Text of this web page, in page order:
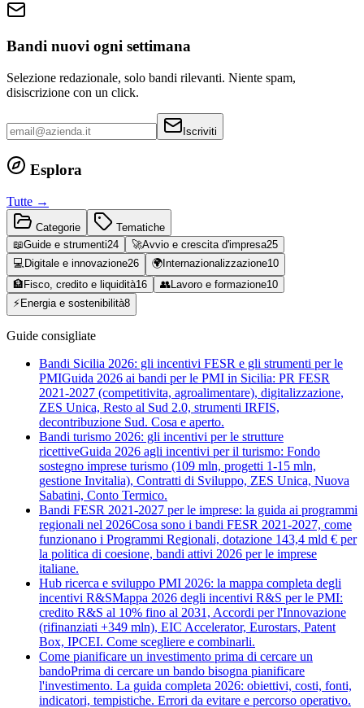
Bandi nuovi ogni settimana
Selezione redazionale, solo bandi rilevanti. Niente spam,
disiscrizione con un click.
Iscriviti
Esplora
Tutte →
Categorie
Tematiche
📖Guide e strumenti24 🚀Avvio e crescita d'impresa25
💻 Digitale e innovazione26 🌍Internazionalizzazione10
🏦Fisco, credito e liquidità16 👥Lavoro e formazione10
⚡Energia e sostenibilità8
Guide consigliate
Bandi Sicilia 2026: gli incentivi FESR e gli strumenti per le
PMIGuida 2026 ai bandi per le PMI in Sicilia: PR FESR
2021-2027 (competitivita, agroalimentare), digitalizzazione,
ZES Unica, Resto al Sud 2.0, strumenti IRFIS,
decontribuzione Sud. Cosa e aperto.
Bandi turismo 2026: gli incentivi per le strutture
ricettiveGuida 2026 agli incentivi per il turismo: Fondo
sostegno imprese turismo (109 mln, progetti 1-15 mln,
gestione Invitalia), Contratti di Sviluppo, ZES Unica, Nuova
Sabatini, Conto Termico.
Bandi FESR 2021-2027 per le imprese: la guida ai programmi
regionali nel 2026Cosa sono i bandi FESR 2021-2027, come
funzionano i Programmi Regionali, dotazione 143,4 mld € per
la politica di coesione, bandi attivi 2026 per le imprese
italiane.
Hub ricerca e sviluppo PMI 2026: la mappa completa degli
incentivi R&SMappa 2026 degli incentivi R&S per le PMI:
credito R&S al 10% fino al 2031, Accordi per l'Innovazione
(rifinanziati +349 mln), EIC Accelerator, Eurostars, Patent
Box, IPCEI. Come scegliere e combinarli.
Come pianificare un investimento prima di cercare un
bandoPrima di cercare un bando bisogna pianificare
l'investimento. La guida completa 2026: obiettivi, costi, fonti,
indicatori, tempistiche. Errori da evitare e percorso operativo.